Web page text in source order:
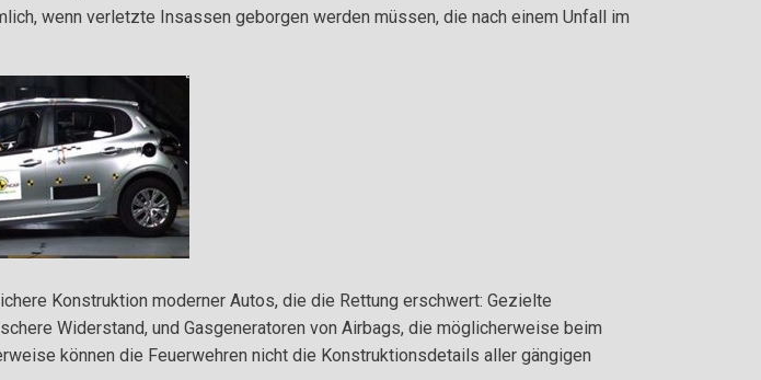
wenn verletzte Insassen geborgen werden müssen, die nach einem Unfall im
Konstruktion moderner Autos, die die Rettung erschwert: Gezielte
Widerstand, und Gasgeneratoren von Airbags, die möglicherweise beim
können die Feuerwehren nicht die Konstruktionsdetails aller gängigen